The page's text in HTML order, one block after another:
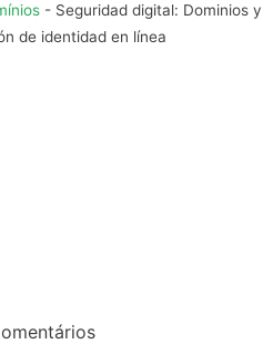
- Seguridad digital: Dominios y
de identidad en línea